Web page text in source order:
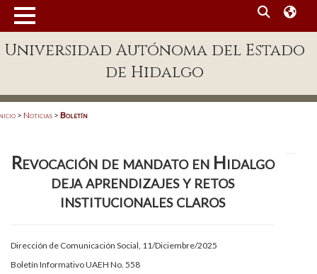
Enlaces
Patronato
Acreditación Internacional
Universidad Autónoma del Estado
de Hidalgo
> Noticias > Boletín
Revocación de mandato en Hidalgo
deja aprendizajes y retos
institucionales claros
Dirección de Comunicación Social, 11/Diciembre/2025
Boletín Informativo UAEH No. 558